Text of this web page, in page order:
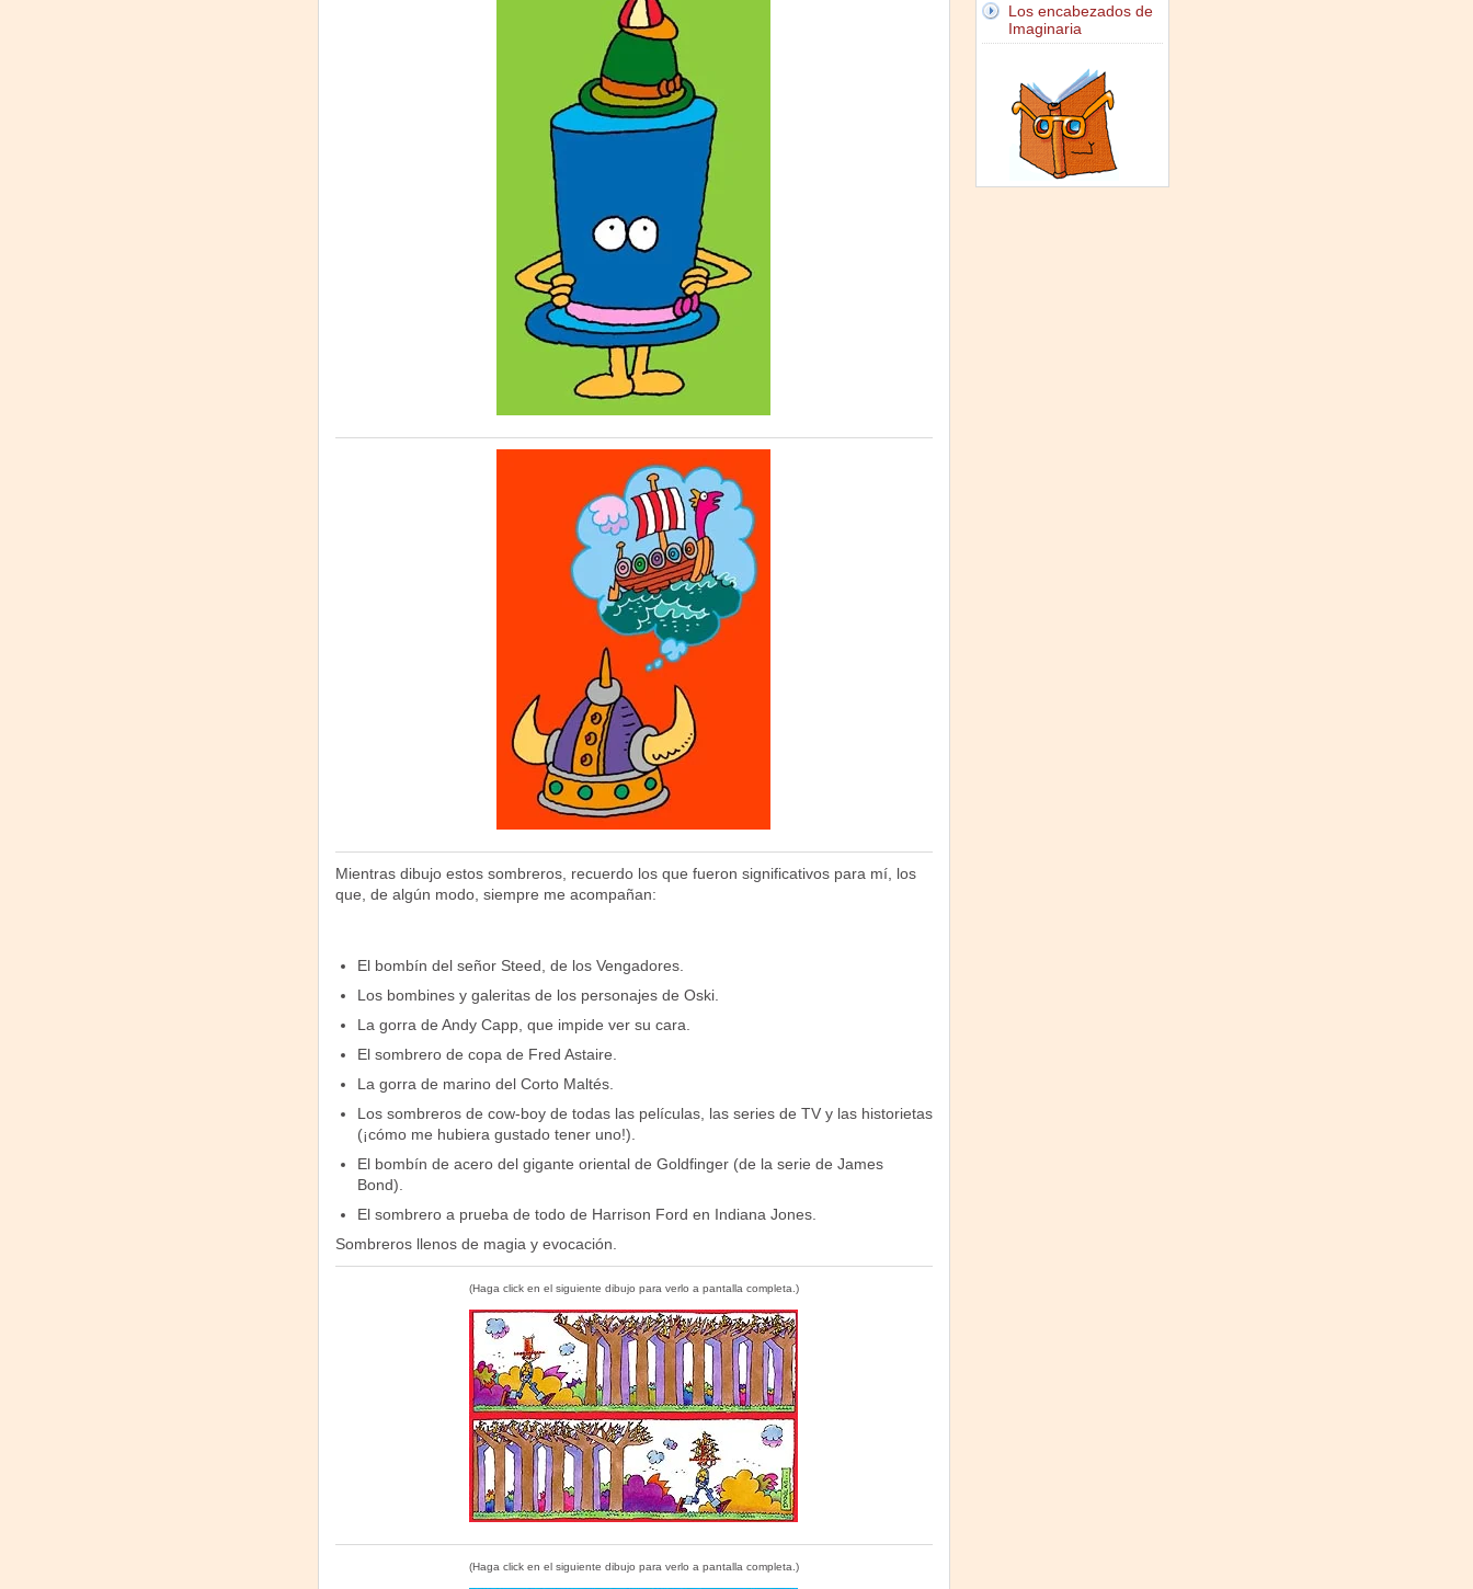
Mientras dibujo estos sombreros, recuerdo los que fueron significativos para mí, los
que, de algún modo, siempre me acompañan:
El bombín del señor Steed, de los Vengadores.
Los bombines y galeritas de los personajes de Oski.
La gorra de Andy Capp, que impide ver su cara.
El sombrero de copa de Fred Astaire.
La gorra de marino del Corto Maltés.
Los sombreros de cow-boy de todas las películas, las series de TV y las historietas
(¡cómo me hubiera gustado tener uno!).
El bombín de acero del gigante oriental de Goldfinger (de la serie de James
Bond).
El sombrero a prueba de todo de Harrison Ford en Indiana Jones.
Sombreros llenos de magia y evocación.
(Haga click en el siguiente dibujo para verlo a pantalla completa.)
(Haga click en el siguiente dibujo para verlo a pantalla completa.)
Los encabezados de
Imaginaria